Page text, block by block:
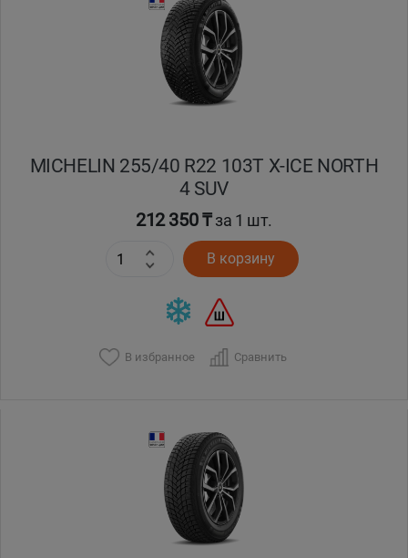
MICHELIN 255/40 R22 103T X-ICE NORTH
4 SUV
212 350 ₸за 1 шт.
В корзину
В избранное Сравнить
Павлодар